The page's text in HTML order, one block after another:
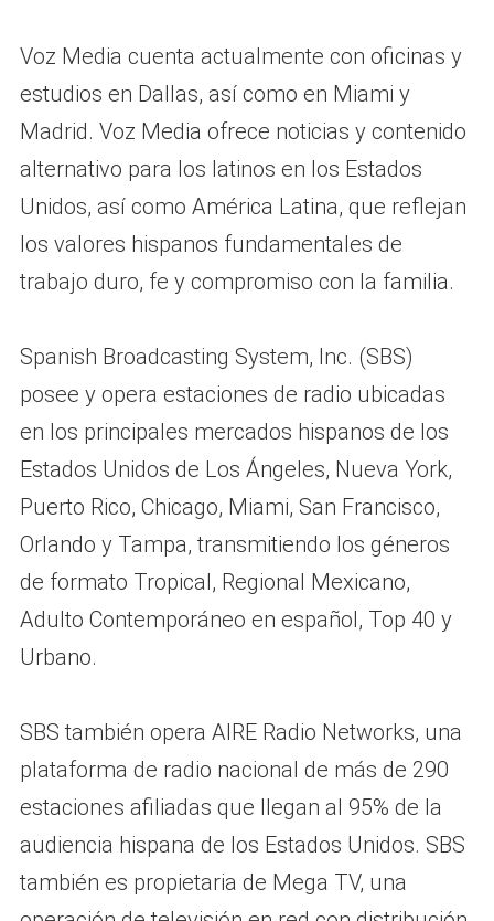
Voz Media cuenta actualmente con oficinas y
estudios en Dallas, así como en Miami y
Madrid. Voz Media ofrece noticias y contenido
alternativo para los latinos en los Estados
Unidos, así como América Latina, que reflejan
los valores hispanos fundamentales de
trabajo duro, fe y compromiso con la familia.
Spanish Broadcasting System, Inc. (SBS)
posee y opera estaciones de radio ubicadas
en los principales mercados hispanos de los
Estados Unidos de Los Ángeles, Nueva York,
Puerto Rico, Chicago, Miami, San Francisco,
Orlando y Tampa, transmitiendo los géneros
de formato Tropical, Regional Mexicano,
Adulto Contemporáneo en español, Top 40 y
Urbano.
SBS también opera AIRE Radio Networks, una
plataforma de radio nacional de más de 290
estaciones afiliadas que llegan al 95% de la
audiencia hispana de los Estados Unidos. SBS
también es propietaria de Mega TV, una